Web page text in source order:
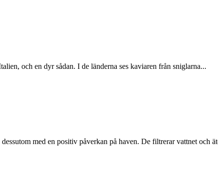
och en dyr sådan. I de länderna ses kaviaren från sniglarna...
med en positiv påverkan på haven. De filtrerar vattnet och